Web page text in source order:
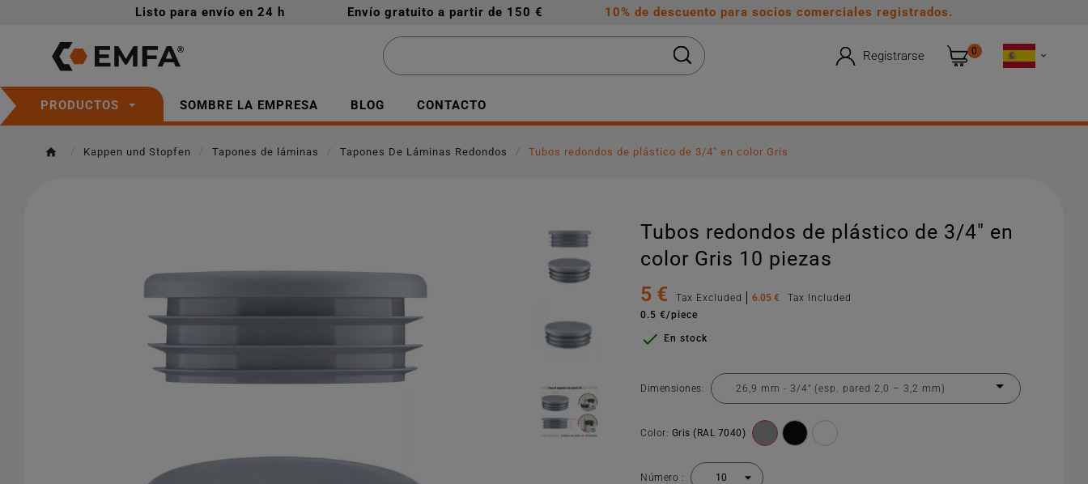
Listo para envío en 24 h Envío gratuito a partir de 150 € 10% de descuento para socios comerciales registrados.
Registrarse 0 
PRODUCTOS SOMBRE LA EMPRESA BLOG CONTACTO
Kappen und Stopfen Tapones de láminas Tapones De Láminas Redondos Tubos redondos de plástico de 3/4" en color Gris
Tubos redondos de plástico de 3/4" en
color Gris 10 piezas
5 €
Tax Excluded 6.05 €
Tax Included
0.5 €/piece
 En stock
Dimensiones:
Color: Gris (RAL 7040)
Número :